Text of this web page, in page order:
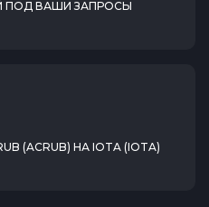
ПОД ВАШИ ЗАПРОСЫ
(ACRUB) НА IOTA (IOTA)